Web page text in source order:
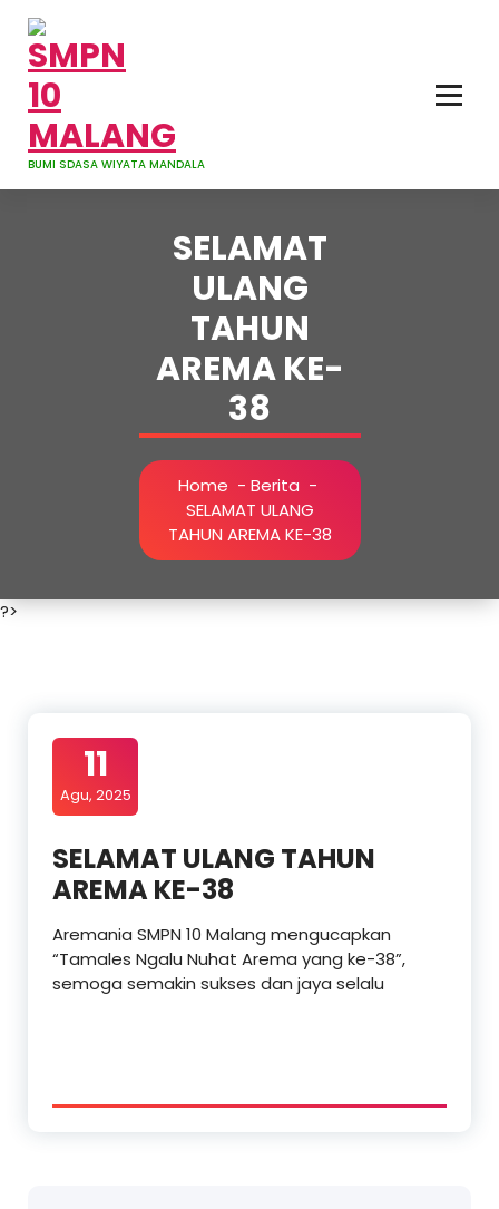
content
BUMI SDASA WIYATA MANDALA
SELAMAT
ULANG
TAHUN
AREMA KE-
38
Home - Berita -
SELAMAT ULANG
TAHUN AREMA KE-38
?>
11
Agu, 2025
SELAMAT ULANG TAHUN
AREMA KE-38
Aremania SMPN 10 Malang mengucapkan
“Tamales Ngalu Nuhat Arema yang ke-38”,
semoga semakin sukses dan jaya selalu